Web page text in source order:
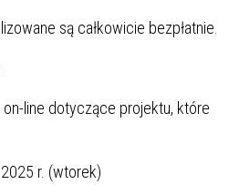
są całkowicie bezpłatnie.
line dotyczące projektu, które
r. (wtorek)